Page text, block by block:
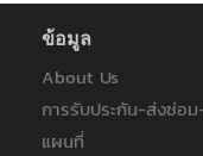
ข้อมูล
About Us
การรับประกัน-ส่งซ่อ
แผนที่